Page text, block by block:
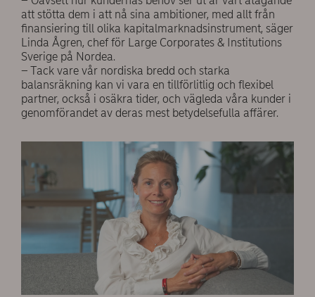
att stötta dem i att nå sina ambitioner, med allt från
finansiering till olika kapitalmarknadsinstrument, säger
Linda Ågren, chef för Large Corporates & Institutions
Sverige på Nordea.
– Tack vare vår nordiska bredd och starka
balansräkning kan vi vara en tillförlitlig och flexibel
partner, också i osäkra tider, och vägleda våra kunder i
genomförandet av deras mest betydelsefulla affärer.